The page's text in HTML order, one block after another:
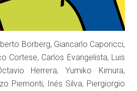
Borberg, Giancarlo Caporicci,
Cortese, Carlos Evangelista, Luis
Herrera, Yumiko Kimura,
Piemonti, Inés Silva, Piergiorgio